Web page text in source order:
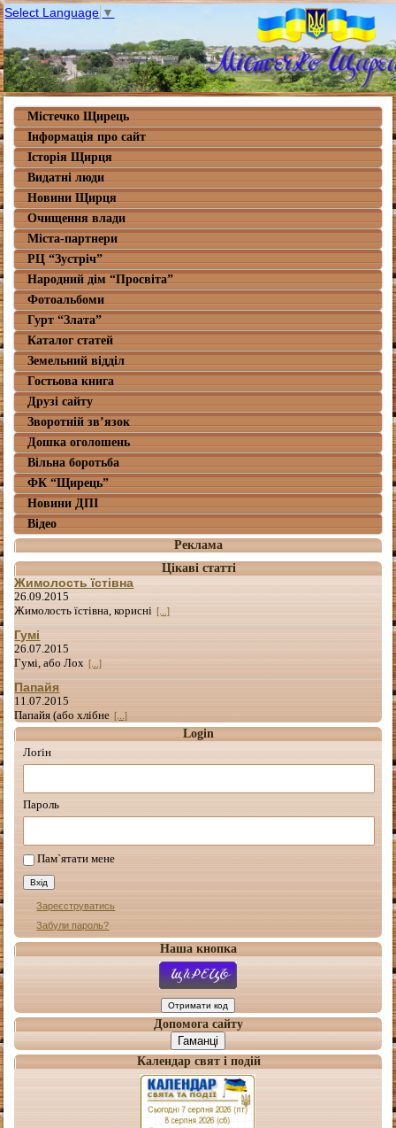
Select Language ▼
Містечко Щирець
Інформація про сайт
Історія Щирця
Видатні люди
Новини Щирця
Очищення влади
Міста-партнери
РЦ “Зустріч”
Народний дім “Просвіта”
Фотоальбоми
Гурт “Злата”
Каталог статей
Земельний відділ
Гостьова книга
Друзі сайту
Зворотній зв’язок
Дошка оголошень
Вільна боротьба
ФК “Щирець”
Новини ДПІ
Відео
Реклама
Цікаві статті
Жимолость їстівна
26.09.2015
Жимолость їстівна, корисні [...]
Гумі
26.07.2015
Гумі, або Лох [...]
Папайя
11.07.2015
Папайя (або хлібне [...]
Login
Лоґін
Пароль
Пам`ятати мене
Зареєструватись
Забули пароль?
Наша кнопка
Допомога сайту
Гаманці
Календар свят і подій